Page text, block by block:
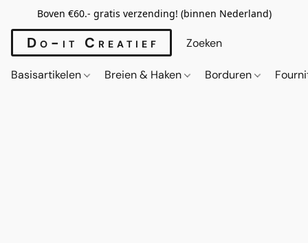
Boven €60.- gratis verzending! (binnen Nederland)
Do-it Creatief
Basisartikelen Breien & Haken Borduren